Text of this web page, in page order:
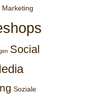
Marketing
Social
Soziale